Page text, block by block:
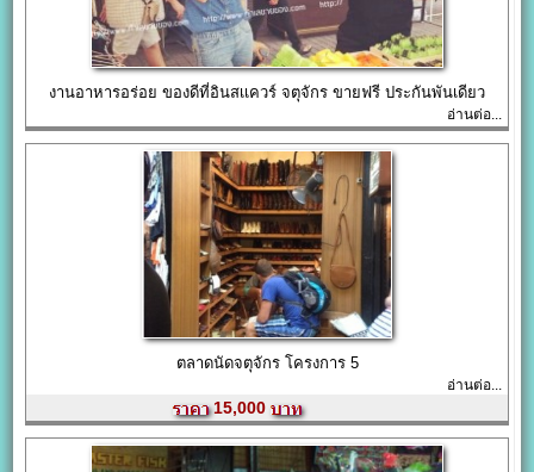
งานอาหารอร่อย ของดีที่อินสเเควร์ จตุจักร ขายฟรี ประกันพันเดียว
อ่านต่อ...
ตลาดนัดจตุจักร โครงการ 5
อ่านต่อ...
15,000